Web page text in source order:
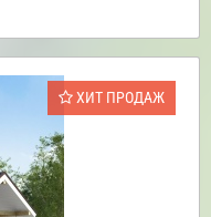
ХИТ ПРОДАЖ